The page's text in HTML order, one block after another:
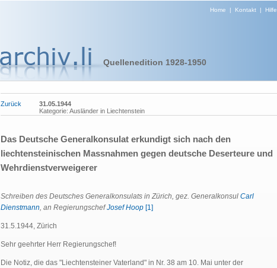
Home | Kontakt| Hilfe
Quellenedition 1928-1950
Zurück
31.05.1944
Kategorie: Ausländer in Liechtenstein
Das Deutsche Generalkonsulat erkundigt sich nach den
liechtensteinischen Massnahmen gegen deutsche Deserteure und
Wehrdienstverweigerer
Schreiben des Deutsches Generalkonsulats in Zürich, gez. Generalkonsul Carl
Dienstmann, an RegierungschefJosef Hoop [1]
31.5.1944, Zürich
Sehr geehrter Herr Regierungschef!
Die Notiz, die das "Liechtensteiner Vaterland" in Nr. 38 am 10. Mai unter der